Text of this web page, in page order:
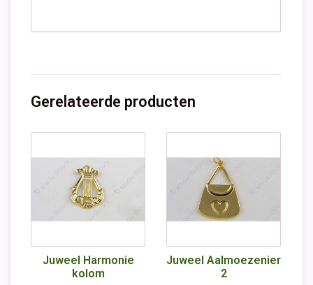
Gerelateerde producten
Juweel Harmonie
kolom
Juweel Aalmoezenier
2